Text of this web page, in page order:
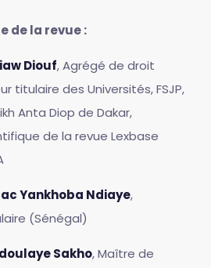
de la revue :
Diouf, Agrégé de droit
titulaire des Universités, FSJP,
Anta Diop de Dakar,
de la revue Lexbase
Yankhoba Ndiaye,
(Sénégal)
Sakho, Maître de